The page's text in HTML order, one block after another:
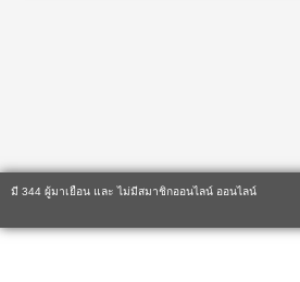
มี 344 ผู้มาเยือน และ ไม่มีสมาชิกออนไลน์ ออนไลน์